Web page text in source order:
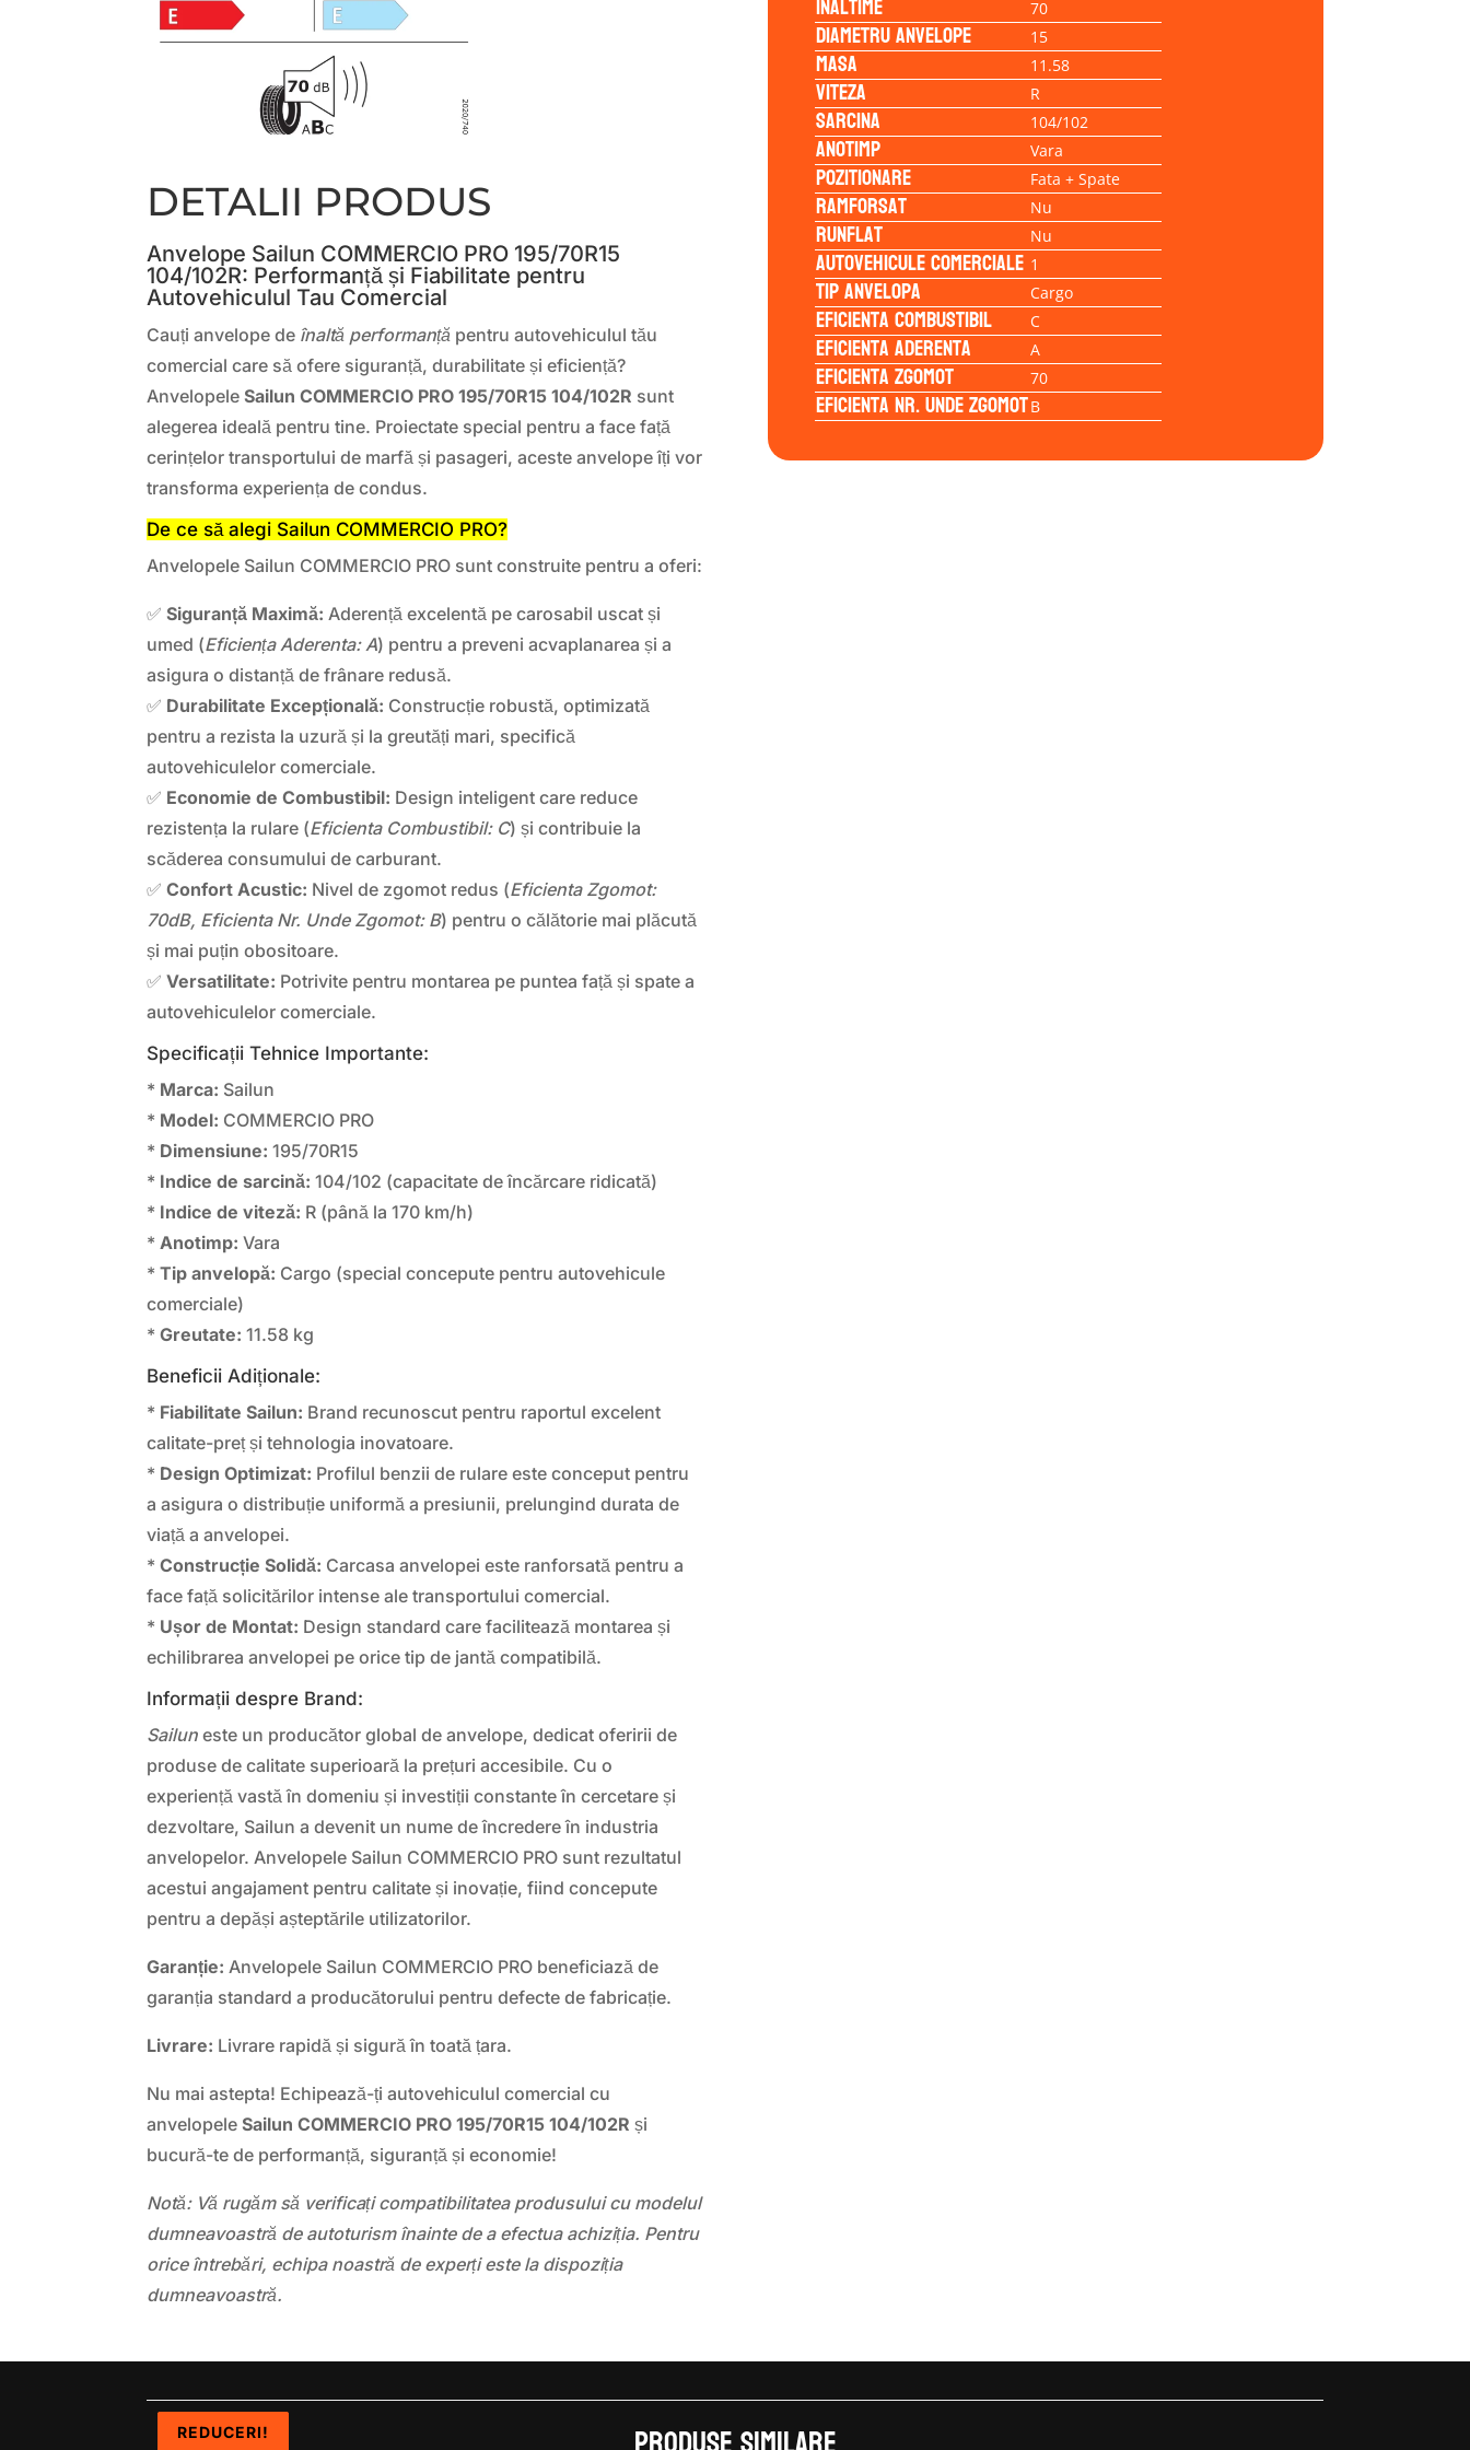
DETALII PRODUS
Anvelope Sailun COMMERCIO PRO 195/70R15
104/102R: Performanță și Fiabilitate pentru
Autovehiculul Tau Comercial
Cauți anvelope de înaltă performanță pentru autovehiculul tău
comercial care să ofere siguranță, durabilitate și eficiență?
AnvelopeleSailun COMMERCIO PRO 195/70R15 104/102R sunt
alegerea ideală pentru tine. Proiectate special pentru a face față
cerințelor transportului de marfă și pasageri, aceste anvelope îți vor
transforma experiența de condus.
De ce să alegi Sailun COMMERCIO PRO?
Anvelopele Sailun COMMERCIO PRO sunt construite pentru a oferi:
✅Siguranță Maximă: Aderență excelentă pe carosabil uscat și
umed (Eficiența Aderenta: A) pentru a preveni acvaplanarea și a
asigura o distanță de frânare redusă.
✅ Durabilitate Excepțională: Construcție robustă, optimizată
pentru a rezista la uzură și la greutăți mari, specifică
autovehiculelor comerciale.
✅ Economie de Combustibil: Design inteligent care reduce
rezistența la rulare (Eficienta Combustibil: C) și contribuie la
scăderea consumului de carburant.
✅Confort Acustic: Nivel de zgomot redus (Eficienta Zgomot:
70dB, Eficienta Nr. Unde Zgomot: B) pentru o călătorie mai plăcută
și mai puțin obositoare.
✅Versatilitate: Potrivite pentru montarea pe puntea față și spate a
autovehiculelor comerciale.
Specificații Tehnice Importante:
* Marca: Sailun
* Model: COMMERCIO PRO
* Dimensiune: 195/70R15
* Indice de sarcină: 104/102 (capacitate de încărcare ridicată)
* Indice de viteză: R (până la 170 km/h)
* Anotimp: Vara
*Tip anvelopă: Cargo (special concepute pentru autovehicule
comerciale)
*Greutate: 11.58 kg
Beneficii Adiționale:
* Fiabilitate Sailun: Brand recunoscut pentru raportul excelent
calitate-preț și tehnologia inovatoare.
* Design Optimizat: Profilul benzii de rulare este conceput pentru
a asigura o distribuție uniformă a presiunii, prelungind durata de
viață a anvelopei.
*Construcție Solidă: Carcasa anvelopei este ranforsată pentru a
face față solicitărilor intense ale transportului comercial.
* Ușor de Montat: Design standard care facilitează montarea și
echilibrarea anvelopei pe orice tip de jantă compatibilă.
Informații despre Brand:
Sailun este un producător global de anvelope, dedicat oferirii de
produse de calitate superioară la prețuri accesibile. Cu o
experiență vastă în domeniu și investiții constante în cercetare și
dezvoltare, Sailun a devenit un nume de încredere în industria
anvelopelor. Anvelopele Sailun COMMERCIO PRO sunt rezultatul
acestui angajament pentru calitate și inovație, fiind concepute
pentru a depăși așteptările utilizatorilor.
Garanție: Anvelopele Sailun COMMERCIO PRO beneficiază de
garanția standard a producătorului pentru defecte de fabricație.
Livrare: Livrare rapidă și sigură în toată țara.
Nu mai astepta! Echipează-ți autovehiculul comercial cu
anvelopeleSailun COMMERCIO PRO 195/70R15 104/102R și
bucură-te de performanță, siguranță și economie!
Notă: Vă rugăm să verificați compatibilitatea produsului cu modelul
dumneavoastră de autoturism înainte de a efectua achiziția. Pentru
orice întrebări, echipa noastră de experți este la dispoziția
dumneavoastră.
70
Diametru anvelope 15
Masa 11.58
Viteza R
Sarcina 104/102
Anotimp Vara
Pozitionare Fata + Spate
Ramforsat Nu
Runflat Nu
Autovehicule comerciale 1
Tip anvelopa Cargo
Eficienta Combustibil C
Eficienta Aderenta A
Eficienta Zgomot 70
Eficienta Nr. Unde ZgomotB
REDUCERI!
REDUCERI!
REDUCERI!
REDUCERI!